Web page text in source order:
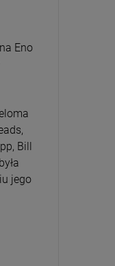
Eno
Bill
jego